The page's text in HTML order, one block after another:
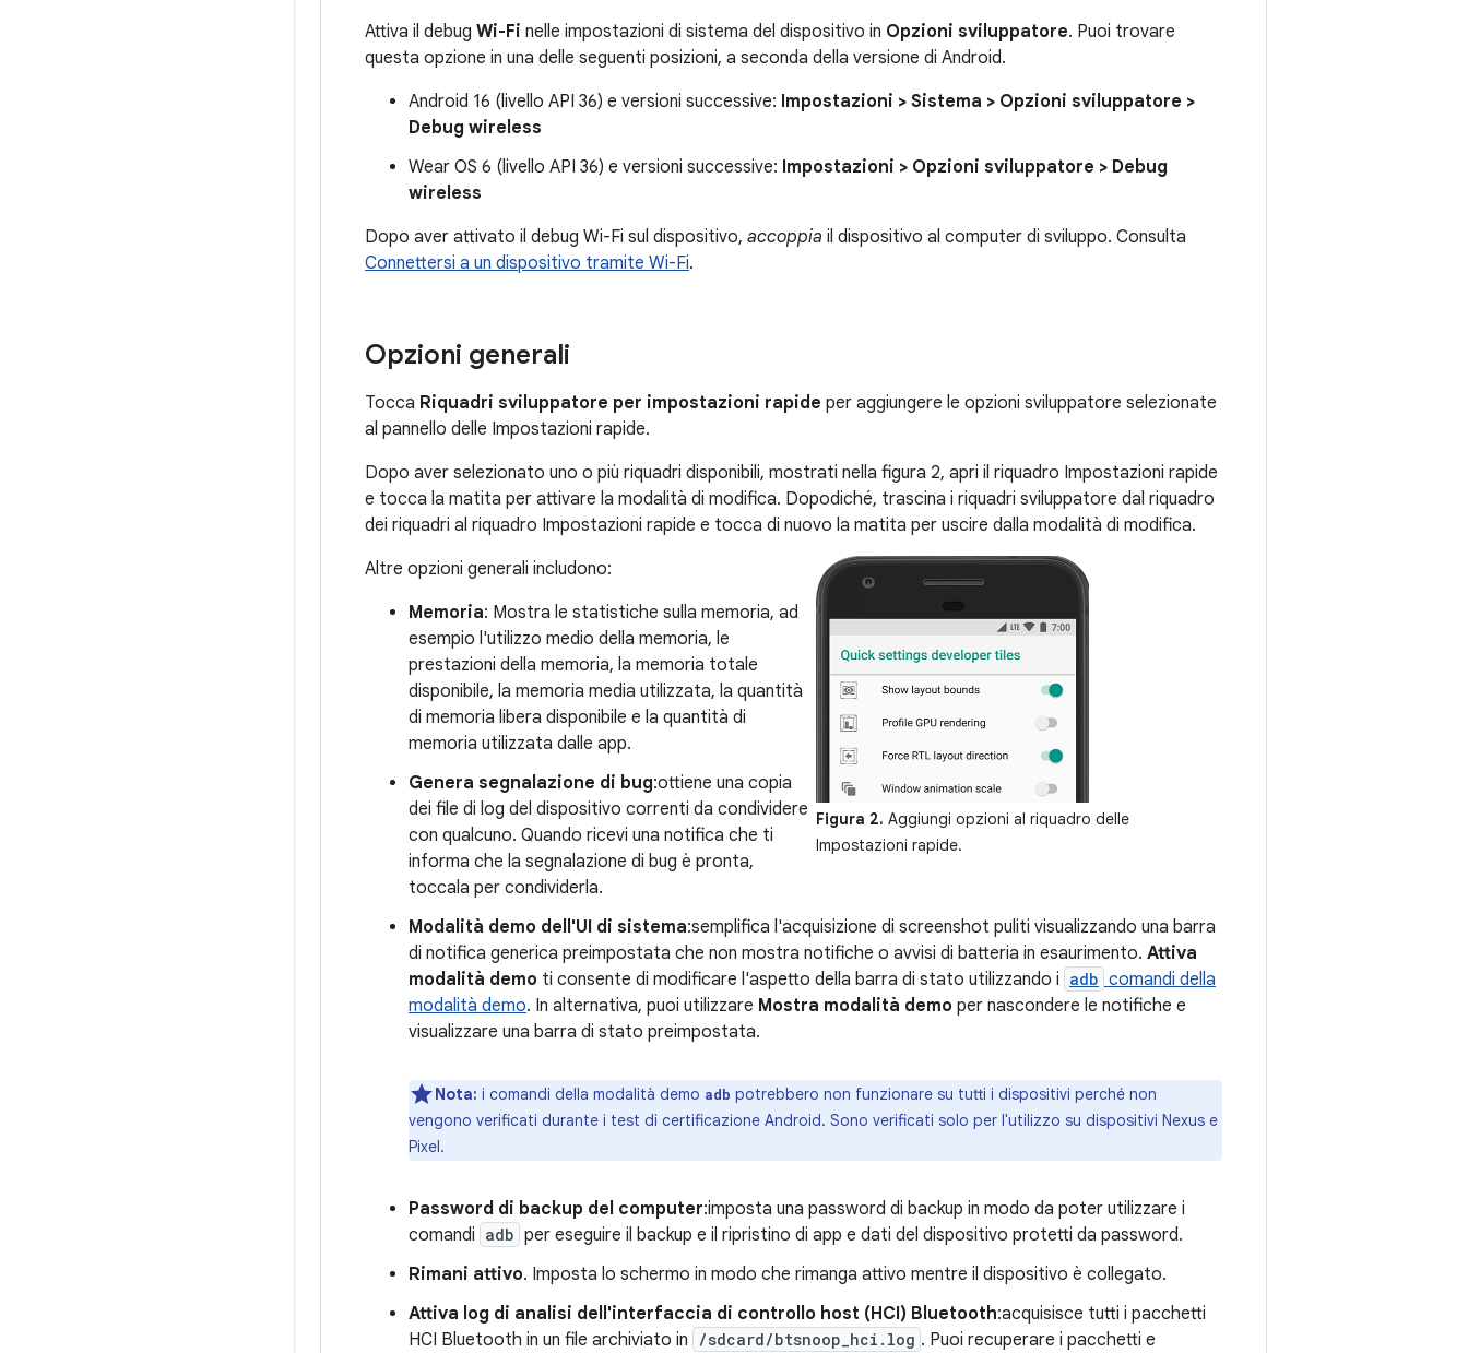
Attiva il debug Wi-Fi nelle impostazioni di sistema del dispositivo in Opzioni sviluppatore. Puoi trovare
questa opzione in una delle seguenti posizioni, a seconda della versione di Android.
Android 16 (livello API 36) e versioni successive: Impostazioni > Sistema > Opzioni sviluppatore >
Debug wireless
Wear OS 6 (livello API 36) e versioni successive: Impostazioni > Opzioni sviluppatore > Debug
wireless
Dopo aver attivato il debug Wi-Fi sul dispositivo, accoppia il dispositivo al computer di sviluppo. Consulta
Connettersi a un dispositivo tramite Wi-Fi.
Opzioni generali
Tocca Riquadri sviluppatore per impostazioni rapide per aggiungere le opzioni sviluppatore selezionate
al pannello delle Impostazioni rapide.
Dopo aver selezionato uno o più riquadri disponibili, mostrati nella figura 2, apri il riquadro Impostazioni rapide
e tocca la matita per attivare la modalità di modifica. Dopodiché, trascina i riquadri sviluppatore dal riquadro
dei riquadri al riquadro Impostazioni rapide e tocca di nuovo la matita per uscire dalla modalità di modifica.
Figura 2. Aggiungi opzioni al riquadro delle
Impostazioni rapide.
Altre opzioni generali includono:
Memoria: Mostra le statistiche sulla memoria, ad
esempio l'utilizzo medio della memoria, le
prestazioni della memoria, la memoria totale
disponibile, la memoria media utilizzata, la quantità
di memoria libera disponibile e la quantità di
memoria utilizzata dalle app.
Genera segnalazione di bug:ottiene una copia
dei file di log del dispositivo correnti da condividere
con qualcuno. Quando ricevi una notifica che ti
informa che la segnalazione di bug è pronta,
toccala per condividerla.
Modalità demo dell'UI di sistema:semplifica l'acquisizione di screenshot puliti visualizzando una barra
di notifica generica preimpostata che non mostra notifiche o avvisi di batteria in esaurimento. Attiva
modalità demo ti consente di modificare l'aspetto della barra di stato utilizzando i adb comandi della
modalità demo. In alternativa, puoi utilizzare Mostra modalità demo per nascondere le notifiche e
visualizzare una barra di stato preimpostata.
Nota: i comandi della modalità demo adb potrebbero non funzionare su tutti i dispositivi perché non
vengono verificati durante i test di certificazione Android. Sono verificati solo per l'utilizzo su dispositivi Nexus e
Pixel.
Password di backup del computer:imposta una password di backup in modo da poter utilizzare i
comandi adb per eseguire il backup e il ripristino di app e dati del dispositivo protetti da password.
Rimani attivo. Imposta lo schermo in modo che rimanga attivo mentre il dispositivo è collegato.
Attiva log di analisi dell'interfaccia di controllo host (HCI) Bluetooth:acquisisce tutti i pacchetti
HCI Bluetooth in un file archiviato in
/sdcard/btsnoop_hci.log . Puoi recuperare i pacchetti e